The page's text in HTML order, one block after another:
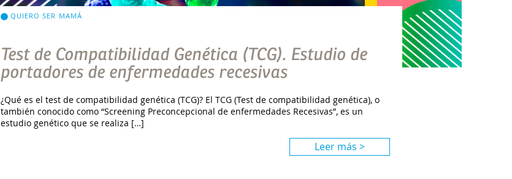
QUIERO SER MAMÁ
Test de Compatibilidad Genética (TCG). Estudio de
portadores de enfermedades recesivas
¿Qué es el test de compatibilidad genética (TCG)? El TCG (Test de compatibilidad genética), o
también conocido como “Screening Preconcepcional de enfermedades Recesivas”, es un
estudio genético que se realiza […]
Leer más >